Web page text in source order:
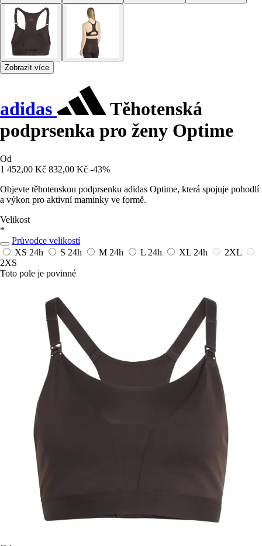
Zobrazit více
adidas
Těhotenská
podprsenka pro ženy Optime
Od
1 452,00 Kč 832,00 Kč -43%
Objevte těhotenskou podprsenku adidas Optime, která spojuje pohodlí
a výkon pro aktivní maminky ve formě.
Velikost
*
Průvodce velikostí
XS 24h S 24h M 24h L 24h XL 24h
2XL
2XS
Toto pole je povinné